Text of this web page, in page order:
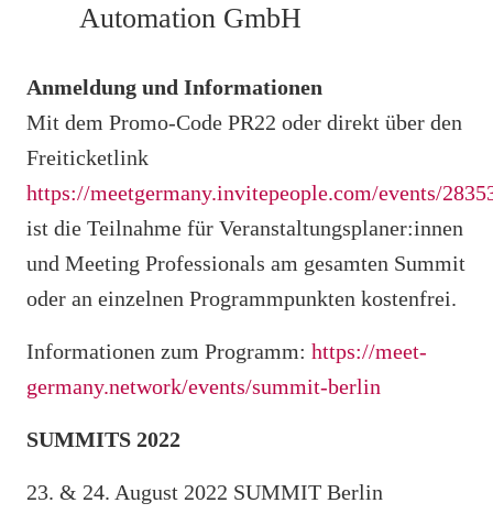
Automation GmbH
Anmeldung und Informationen
Mit dem Promo-Code PR22 oder direkt über den
Freiticketlink
https://meetgermany.invitepeople.com/events/
ist die Teilnahme für Veranstaltungsplaner:innen
und Meeting Professionals am gesamten Summit
oder an einzelnen Programmpunkten kostenfrei.
Informationen zum Programm: https://meet-
germany.network/events/summit-berlin
SUMMITS 2022
23. & 24. August 2022 SUMMIT Berlin